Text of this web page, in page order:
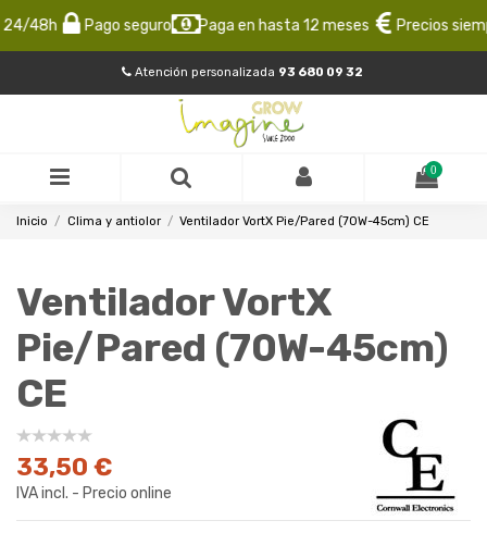
48h Pago seguro Paga en hasta 12 meses Precios
Atención personalizada 93 680 09 32
0
Inicio Clima y antiolor Ventilador VortX Pie/Pared (70W-45cm) CE
Ventilador VortX
Pie/Pared (70W-45cm)
CE
33,50 €
IVA incl. - Precio online